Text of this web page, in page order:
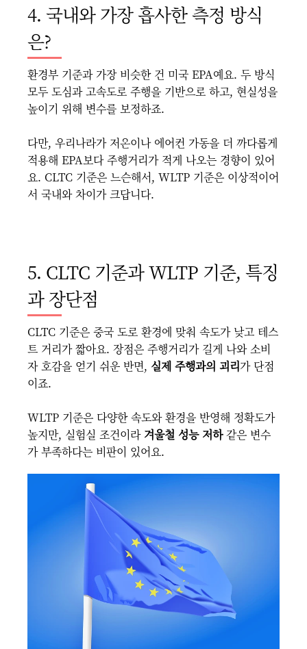
4. 국내와 가장 흡사한 측정 방식
은?
환경부 기준과 가장 비슷한 건 미국 EPA예요. 두 방식
모두 도심과 고속도로 주행을 기반으로 하고, 현실성을
높이기 위해 변수를 보정하죠.
다만, 우리나라가 저온이나 에어컨 가동을 더 까다롭게
적용해 EPA보다 주행거리가 적게 나오는 경향이 있어
요. CLTC 기준은 느슨해서, WLTP 기준은 이상적이어
서 국내와 차이가 크답니다.
5. CLTC 기준과 WLTP 기준, 특징
과 장단점
CLTC 기준은 중국 도로 환경에 맞춰 속도가 낮고 테스
트 거리가 짧아요. 장점은 주행거리가 길게 나와 소비
자 호감을 얻기 쉬운 반면, 실제 주행과의 괴리가 단점
이죠.
WLTP 기준은 다양한 속도와 환경을 반영해 정확도가
높지만, 실험실 조건이라 겨울철 성능 저하같은 변수
가 부족하다는 비판이 있어요.